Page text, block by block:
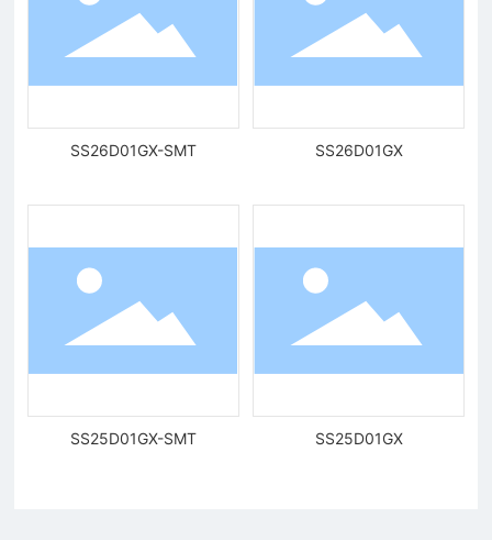
SS26D01GX-SMT SS26D01GX
SS25D01GX-SMT SS25D01GX